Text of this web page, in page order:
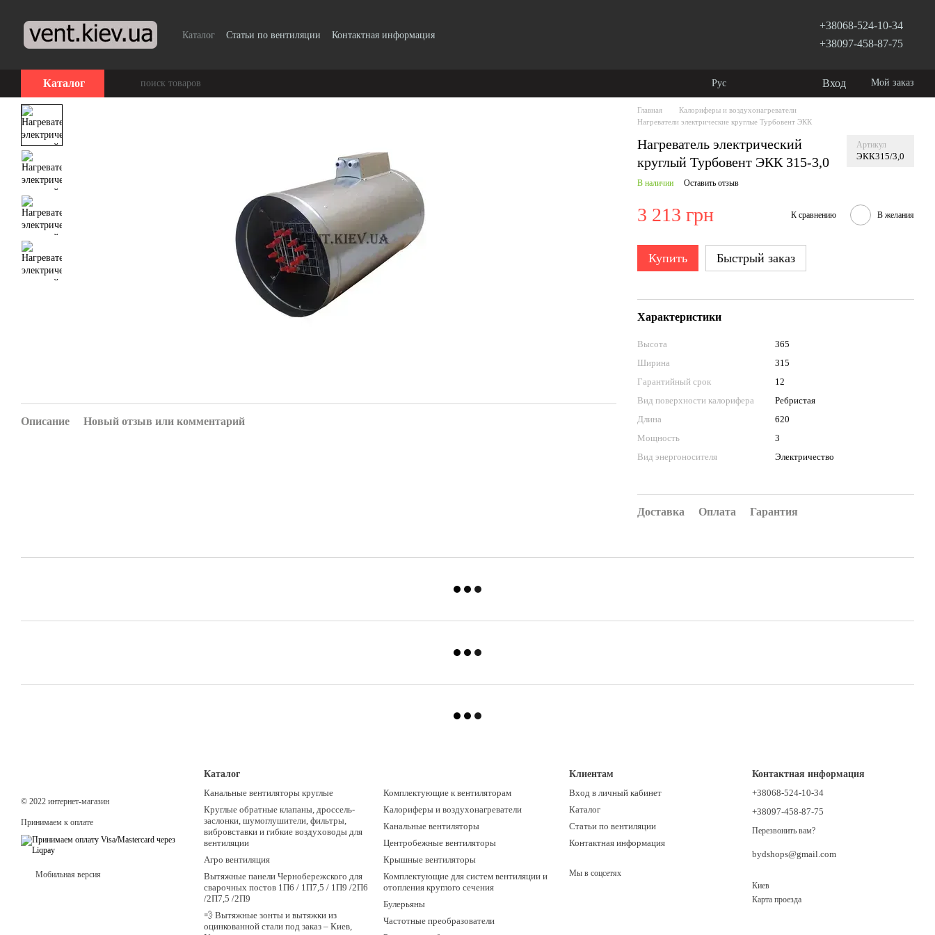
Каталог Статьи по вентиляции Контактная информация
+38068-524-10-34
+38097-458-87-75
Каталог Рус Вход Мой заказ
Главная
Калориферы и воздухонагреватели
Нагреватели электрические круглые Турбовент ЭКК
Нагреватель электрический
круглый Турбовент ЭКК 315-3,0
Артикул
ЭКК315/3,0
В наличии Оставить отзыв
3 213 грн К сравнению В желания
Купить Быстрый заказ
Характеристики
Высота
365
Ширина
315
Гарантийный срок
12
Вид поверхности калорифера
Ребристая
Длина
620
Мощность
3
Вид энергоносителя
Электричество
Доставка Оплата Гарантия
Описание Новый отзыв или комментарий
© 2022 интернет-магазин
Принимаем к оплате
Мобильная версия
Каталог
Канальные вентиляторы круглые
Круглые обратные клапаны, дроссель-
заслонки, шумоглушители, фильтры,
вибровставки и гибкие воздуховоды для
вентиляции
Агро вентиляция
Вытяжные панели Чернобережского для
сварочных постов 1П6 / 1П7,5 / 1П9 /2П6
/2П7,5 /2П9
💨 Вытяжные зонты и вытяжки из
оцинкованной стали под заказ – Киев,
Комплектующие к вентиляторам
Калориферы и воздухонагреватели
Канальные вентиляторы
Центробежные вентиляторы
Крышные вентиляторы
Комплектующие для систем вентиляции и
отопления круглого сечения
Булерьяны
Частотные преобразователи
Клиентам
Вход в личный кабинет
Каталог
Статьи по вентиляции
Контактная информация
Мы в соцсетях
Контактная информация
+38068-524-10-34
+38097-458-87-75
Перезвонить вам?
bydshops@gmail.com
Киев
Карта проезда